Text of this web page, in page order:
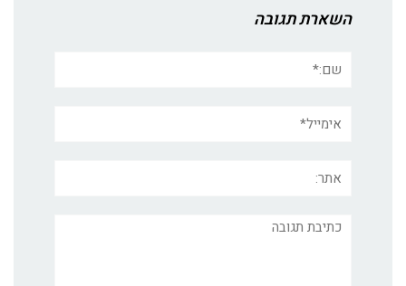
השארת תגובה
תגובה